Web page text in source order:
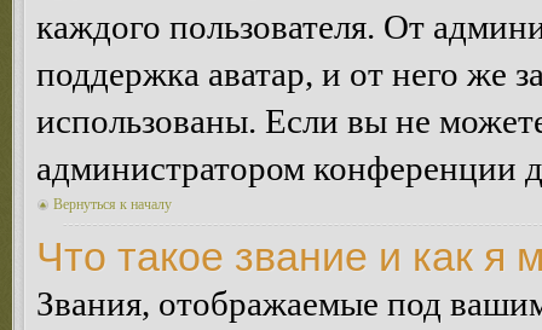
каждого пользователя. От
поддержка аватар, и от него же
использованы. Если вы не
администратором конференции
Вернуться к началу
Что такое звание и как я
Звания, отображаемые под